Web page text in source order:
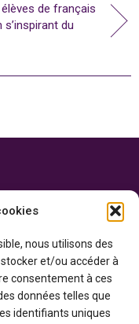
nous utilisons des
et/ou accéder à
consentement à ces
données telles que
identifiants uniques
de français
du
du gouvernement de
du ministère du